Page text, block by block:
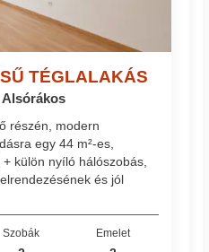
TÉGLALAKÁS
Alsórákos
részén, modern
egy 44 m²-es,
külön nyíló hálószobás,
és jól
Szobák Emelet